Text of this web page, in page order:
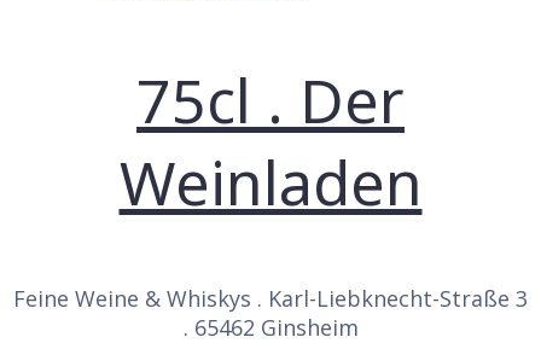
75cl . Der
Weinladen
Feine Weine & Whiskys . Karl-Liebknecht-Straße 3
. 65462 Ginsheim